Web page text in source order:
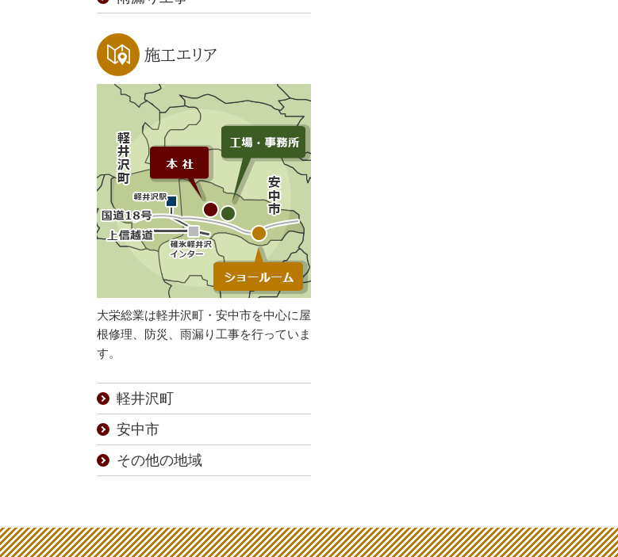
施工エリア
大栄総業は軽井沢町・安中市を中心に屋
根修理、防災、雨漏り工事を行っていま
す。
軽井沢町
安中市
その他の地域